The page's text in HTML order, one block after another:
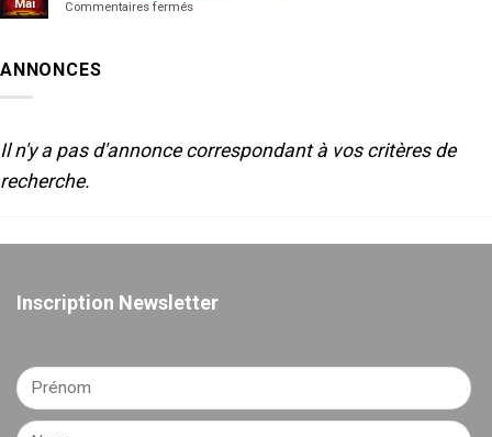
amateur
Mai Commentaires ferméssur
ANNONCES
Il n'y a pas d'annonce correspondant à vos critères de
recherche.
Inscription Newsletter